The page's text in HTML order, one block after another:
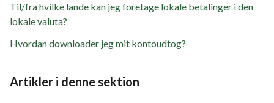
Til/fra hvilke lande kan jeg foretage lokale betalinger i den
lokale valuta?
Hvordan downloader jeg mit kontoudtog?
Artikler i denne sektion